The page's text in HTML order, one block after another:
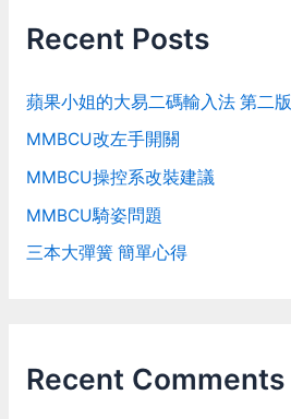
Recent Posts
蘋果小姐的大易二碼輸入法 第二版
MMBCU改左手開關
MMBCU操控系改裝建議
MMBCU騎姿問題
三本大彈簧 簡單心得
Recent Comments